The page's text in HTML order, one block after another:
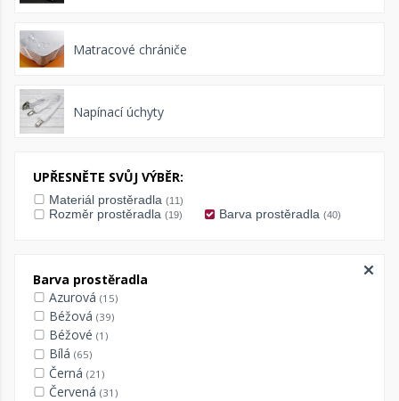
Matracové chrániče
Napínací úchyty
UPŘESNĚTE SVŮJ VÝBĚR:
Materiál prostěradla (11)
Rozměr prostěradla (19) Barva prostěradla (40)
Barva prostěradla
Azurová (15)
Béžová (39)
Béžové (1)
Bílá (65)
Černá (21)
Červená (31)